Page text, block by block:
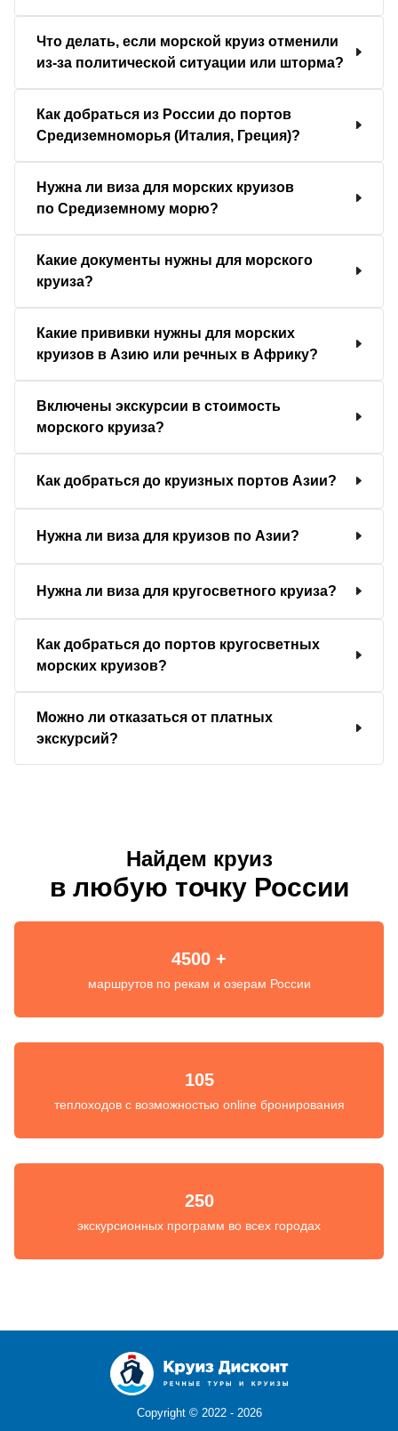
Что делать, если морской круиз отменили
из-за политической ситуации или шторма?
Как добраться из России до портов
Средиземноморья (Италия, Греция)?
Нужна ли виза для морских круизов
по Средиземному морю?
Какие документы нужны для морского
круиза?
Какие прививки нужны для морских
круизов в Азию или речных в Африку?
Включены экскурсии в стоимость
морского круиза?
Как добраться до круизных портов Азии?
Нужна ли виза для круизов по Азии?
Нужна ли виза для кругосветного круиза?
Как добраться до портов кругосветных
морских круизов?
Можно ли отказаться от платных
экскурсий?
Найдем круиз
в любую точку России
4500 +
маршрутов по рекам и озерам России
105
теплоходов с возможностью online бронирования
250
экскурсионных программ во всех городах
Copyright © 2022 - 2026